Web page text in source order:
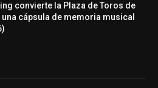
convierte la Plaza de Toros de
una cápsula de memoria musical